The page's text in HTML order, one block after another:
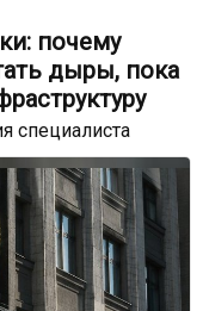
почему
дыры, пока
специалиста